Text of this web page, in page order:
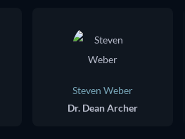
Steven Weber
Dr. Dean Archer